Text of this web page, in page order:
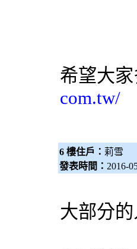
希望大
com.tw/
6 樓住戶： 莉雪
發表時間： 2016-
大部分